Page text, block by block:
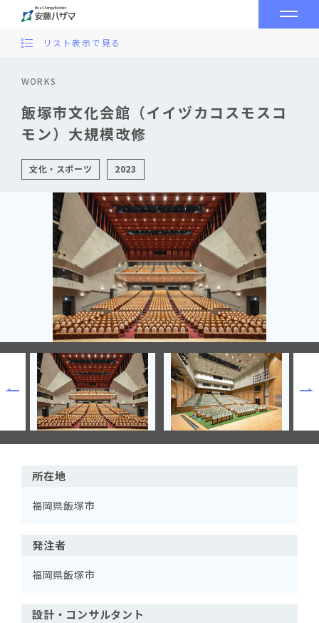
WORKS
飯塚市文化会館（イイヅカコスモスコ
モン）大規模改修
文化・スポーツ 2023
リスト表示で見る
所在地
福岡県飯塚市
発注者
福岡県飯塚市
設計・コンサルタント